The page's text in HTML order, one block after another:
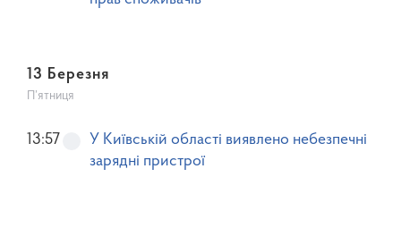
13 Березня
П’ятниця
У Київській області виявлено небезпечні
зарядні пристрої
13:57